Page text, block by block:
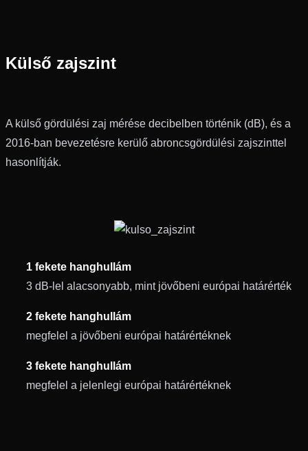
Külső zajszint
A külső gördülési zaj mérése decibelben történik (dB), és a
2016-ban bevezetésre kerülő abroncsgördülési zajszinttel
hasonlítják.
1 fekete hanghullám
3 dB-lel alacsonyabb, mint jövőbeni európai határérték
2 fekete hanghullám
megfelel a jövőbeni európai határértéknek
3 fekete hanghullám
megfelel a jelenlegi európai határértéknek